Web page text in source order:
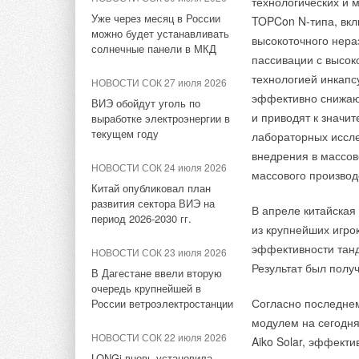
Уже через месяц в России
можно будет устанавливать
солнечные панели в МКД
НОВОСТИ СОК 27 июля 2026
ВИЭ обойдут уголь по
выработке электроэнергии в
текущем году
НОВОСТИ СОК 24 июля 2026
Китай опубликовал план
развития сектора ВИЭ на
период 2026-2030 гг.
НОВОСТИ СОК 23 июля 2026
В Дагестане ввели вторую
очередь крупнейшей в
России ветроэлектростанции
НОВОСТИ СОК 22 июля 2026
TOPCon N-типа,
высокоточного
пассивации с
технологией
эффективно
и приводят к
лабораторных
внедрения в
массового
В апреле
из крупнейших
эффективности
Результат был
Согласно
модулем на
Aiko Solar,
НОВОСТИ СОК 2 июля 2026
Ученые создали биоуглерод
разложения метана
НОВОСТИ СОК 1 июля 2026
Дом с пониженным расходом
НОВОСТИ СОК 1 июля 2026
Водородный аккумулятор с
неограниченным сроком
хранения
НОВОСТИ СОК 29 июня 2026
Водородная добавка
сделала бытовой газ почти
вдвое экономичнее
эквивалента).
моноэтаноламина
хорошо
жидкости методом
из ионов
MOF могут
давления –
стоимость ввода
кВт мощности, то
газа), позволяющих
характерен и для
информации, (EIA),
ТЭС, отличающихся
НОВОСТИ СОК 15 декабря
трансляция встречи
со студентами НИУ «МЭИ»
НОВОСТИ СОК 28 ноября
области ВИЭ со студентами
ИГВИЭ
основе ВИЭ. Краткий
обзорный анализ объектов
14:15 —
14:20 —Борис
Геоэнергетика:
современности».
14:30 —
продвижении и
14:35 —
14:45 —Олег
электростанция —
Ярославской
электромобиля.